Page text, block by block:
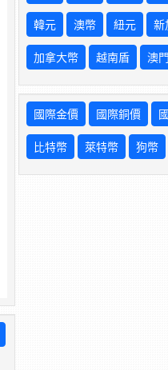
韓元 澳幣 紐元 新
加拿大幣 越南盾 澳
國際金價 國際銅價
比特幣 萊特幣 狗幣